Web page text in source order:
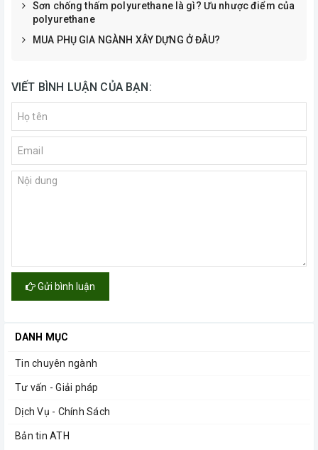
Sơn chống thấm polyurethane là gì? Ưu nhược điểm của
polyurethane
MUA PHỤ GIA NGÀNH XÂY DỰNG Ở ĐÂU?
VIẾT BÌNH LUẬN CỦA BẠN:
Gửi bình luận
DANH MỤC
Tin chuyên ngành
Tư vấn - Giải pháp
Dịch Vụ - Chính Sách
Bản tin ATH